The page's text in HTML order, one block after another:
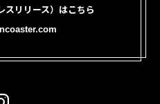
スリリース）はこちら